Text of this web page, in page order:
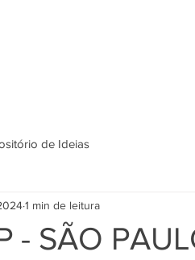
de Ideias
- SÃO
1 min de leitura